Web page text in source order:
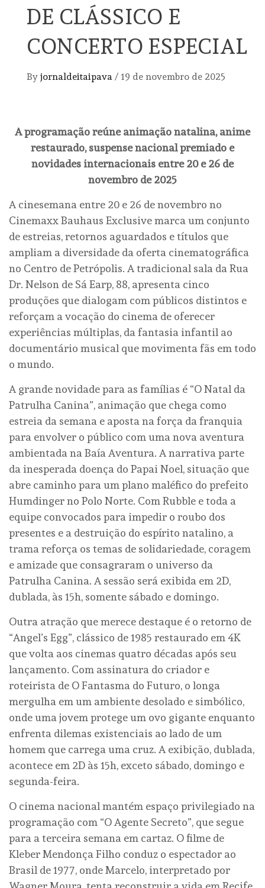
DE CLÁSSICO E
CONCERTO ESPECIAL
By jornaldeitaipava / 19 de novembro de 2025
A programação reúne animação natalina, anime
restaurado, suspense nacional premiado e
novidades internacionais entre 20 e 26 de
novembro de 2025
A cinesemana entre 20 e 26 de novembro no
Cinemaxx Bauhaus Exclusive marca um conjunto
de estreias, retornos aguardados e títulos que
ampliam a diversidade da oferta cinematográfica
no Centro de Petrópolis. A tradicional sala da Rua
Dr. Nelson de Sá Earp, 88, apresenta cinco
produções que dialogam com públicos distintos e
reforçam a vocação do cinema de oferecer
experiências múltiplas, da fantasia infantil ao
documentário musical que movimenta fãs em todo
o mundo.
A grande novidade para as famílias é “O Natal da
Patrulha Canina”, animação que chega como
estreia da semana e aposta na força da franquia
para envolver o público com uma nova aventura
ambientada na Baía Aventura. A narrativa parte
da inesperada doença do Papai Noel, situação que
abre caminho para um plano maléfico do prefeito
Humdinger no Polo Norte. Com Rubble e toda a
equipe convocados para impedir o roubo dos
presentes e a destruição do espírito natalino, a
trama reforça os temas de solidariedade, coragem
e amizade que consagraram o universo da
Patrulha Canina. A sessão será exibida em 2D,
dublada, às 15h, somente sábado e domingo.
Outra atração que merece destaque é o retorno de
“Angel’s Egg”, clássico de 1985 restaurado em 4K
que volta aos cinemas quatro décadas após seu
lançamento. Com assinatura do criador e
roteirista de O Fantasma do Futuro, o longa
mergulha em um ambiente desolado e simbólico,
onde uma jovem protege um ovo gigante enquanto
enfrenta dilemas existenciais ao lado de um
homem que carrega uma cruz. A exibição, dublada,
acontece em 2D às 15h, exceto sábado, domingo e
segunda-feira.
O cinema nacional mantém espaço privilegiado na
programação com “O Agente Secreto”, que segue
para a terceira semana em cartaz. O filme de
Kleber Mendonça Filho conduz o espectador ao
Brasil de 1977, onde Marcelo, interpretado por